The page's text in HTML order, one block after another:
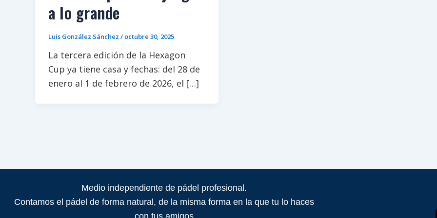
a lo grande
Luis González Sánchez / octubre 30, 2025
La tercera edición de la Hexagon
Cup ya tiene casa y fechas: del 28 de
enero al 1 de febrero de 2026, el […]
Medio independiente de pádel profesional.
Contamos el pádel de forma natural, de la misma forma en la que tu lo haces
con tus amigos